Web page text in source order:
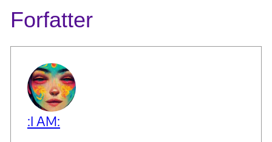
Forfatter
:I AM: